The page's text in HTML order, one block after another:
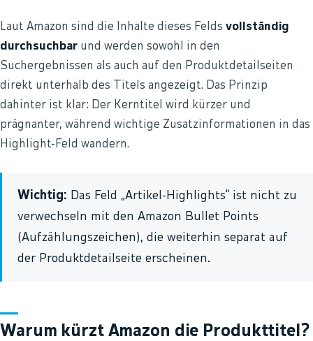
Laut Amazon sind die Inhalte dieses Felds vollständig
durchsuchbar und werden sowohl in den
Suchergebnissen als auch auf den Produktdetailseiten
direkt unterhalb des Titels angezeigt. Das Prinzip
dahinter ist klar: Der Kerntitel wird kürzer und
prägnanter, während wichtige Zusatzinformationen in das
Highlight-Feld wandern.
Wichtig: Das Feld „Artikel-Highlights“ ist nicht zu
verwechseln mit den Amazon Bullet Points
(Aufzählungszeichen), die weiterhin separat auf
der Produktdetailseite erscheinen.
Warum kürzt Amazon die Produkttitel?